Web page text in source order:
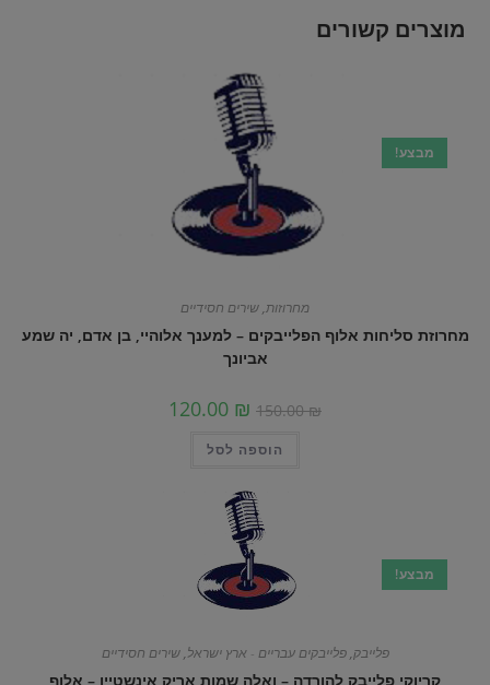
מוצרים קשורים
מבצע!
מחרוזות,שירים חסידיים
מחרוזת סליחות אלוף הפלייבקים – למענך אלוהיי, בן אדם, יה שמע
אביונך
150.00₪
120.00 ₪
הוספה לסל
מבצע!
פלייבק,פלייבקים עבריים - ארץ ישראל,שירים חסידיים
קריוקי פלייבק להורדה – ואלה שמות אריק אינשטיין – אלוף